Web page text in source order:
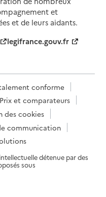
et
et de leurs aidants.
legifrance.gouv.fr
conforme
Prix et comparateurs
des cookies
communication
détenue par des
sous